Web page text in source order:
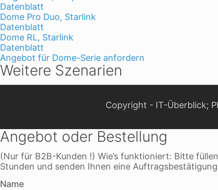
Datenblatt
Dome Pro Duo, Starlink
Datenblatt
Dome RL, Starlink
Datenblatt
Angebot für Dome-Serie anfordern
Weitere Szenarien
Copyright - IT-Überblick;
Angebot oder Bestellung
(Nur für B2B-Kunden !) Wie’s funktioniert: Bitte
Stunden und senden Ihnen eine
Name